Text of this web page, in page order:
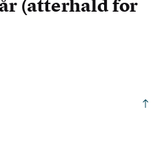
(atterhald for